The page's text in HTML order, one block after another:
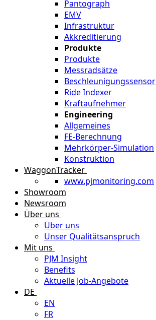
Pantograph
EMV
Infrastruktur
Akkreditierung
Produkte
Produkte
Messradsätze
Beschleunigungssensor
Ride Indexer
Kraftaufnehmer
Engineering
Allgemeines
FE-Berechnung
Mehrkörper-Simulation
Konstruktion
WaggonTracker
www.pjmonitoring.com
Showroom
Newsroom
Über uns
Über uns
Unser Qualitätsanspruch
Mit uns
PJM Insight
Benefits
Aktuelle Job-Angebote
DE
EN
FR